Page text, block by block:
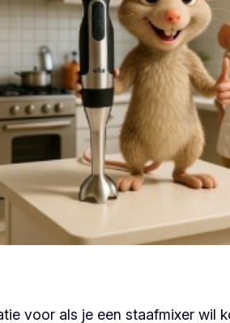
voor als je een staafmixer wil